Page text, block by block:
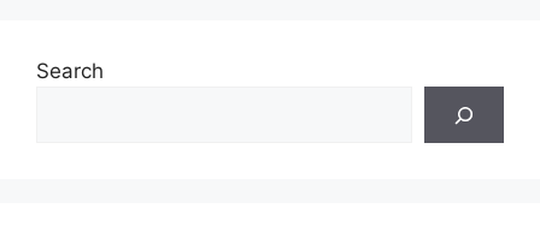
Search